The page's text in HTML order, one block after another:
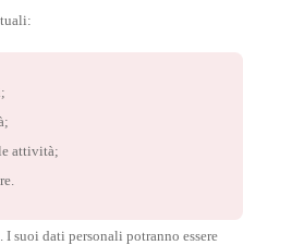
attività;
suoi dati personali potranno essere